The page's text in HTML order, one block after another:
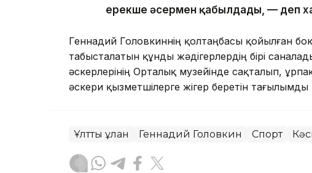
ерекше әсермен қабылдады, — деп
Геннадий Головкиннің қолтаңбасы қойылған
табысталатын құнды жәдігерлердің бірі
әскерлерінің Орталық музейінде сақталып,
әскери қызметшілерге жігер беретін
Ұлттық ұлан Геннадий Головкин Спорт